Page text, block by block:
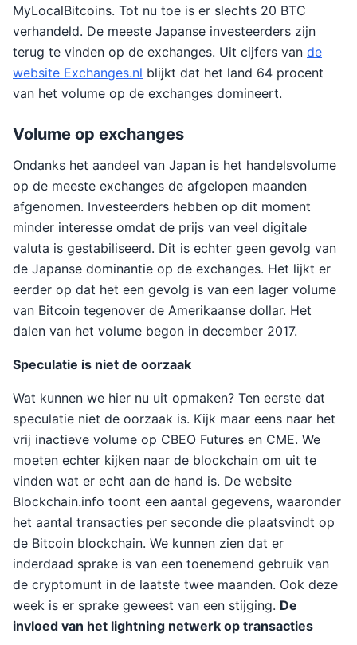
MyLocalBitcoins. Tot nu toe is er slechts 20 BTC
verhandeld. De meeste Japanse investeerders zijn
terug te vinden op de exchanges. Uit cijfers van de
website Exchanges.nl blijkt dat het land 64 procent
van het volume op de exchanges domineert.
Volume op exchanges
Ondanks het aandeel van Japan is het handelsvolume
op de meeste exchanges de afgelopen maanden
afgenomen. Investeerders hebben op dit moment
minder interesse omdat de prijs van veel digitale
valuta is gestabiliseerd. Dit is echter geen gevolg van
de Japanse dominantie op de exchanges. Het lijkt er
eerder op dat het een gevolg is van een lager volume
van Bitcoin tegenover de Amerikaanse dollar. Het
dalen van het volume begon in december 2017.
Speculatie is niet de oorzaak
Wat kunnen we hier nu uit opmaken? Ten eerste dat
speculatie niet de oorzaak is. Kijk maar eens naar het
vrij inactieve volume op CBEO Futures en CME. We
moeten echter kijken naar de blockchain om uit te
vinden wat er echt aan de hand is. De website
Blockchain.info toont een aantal gegevens, waaronder
het aantal transacties per seconde die plaatsvindt op
de Bitcoin blockchain. We kunnen zien dat er
inderdaad sprake is van een toenemend gebruik van
de cryptomunt in de laatste twee maanden. Ook deze
week is er sprake geweest van een stijging. De
invloed van het lightning netwerk op transacties